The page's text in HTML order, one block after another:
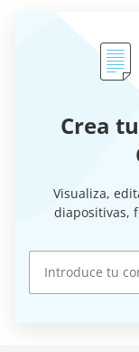
Crea
Visualiza,
diapositivas,